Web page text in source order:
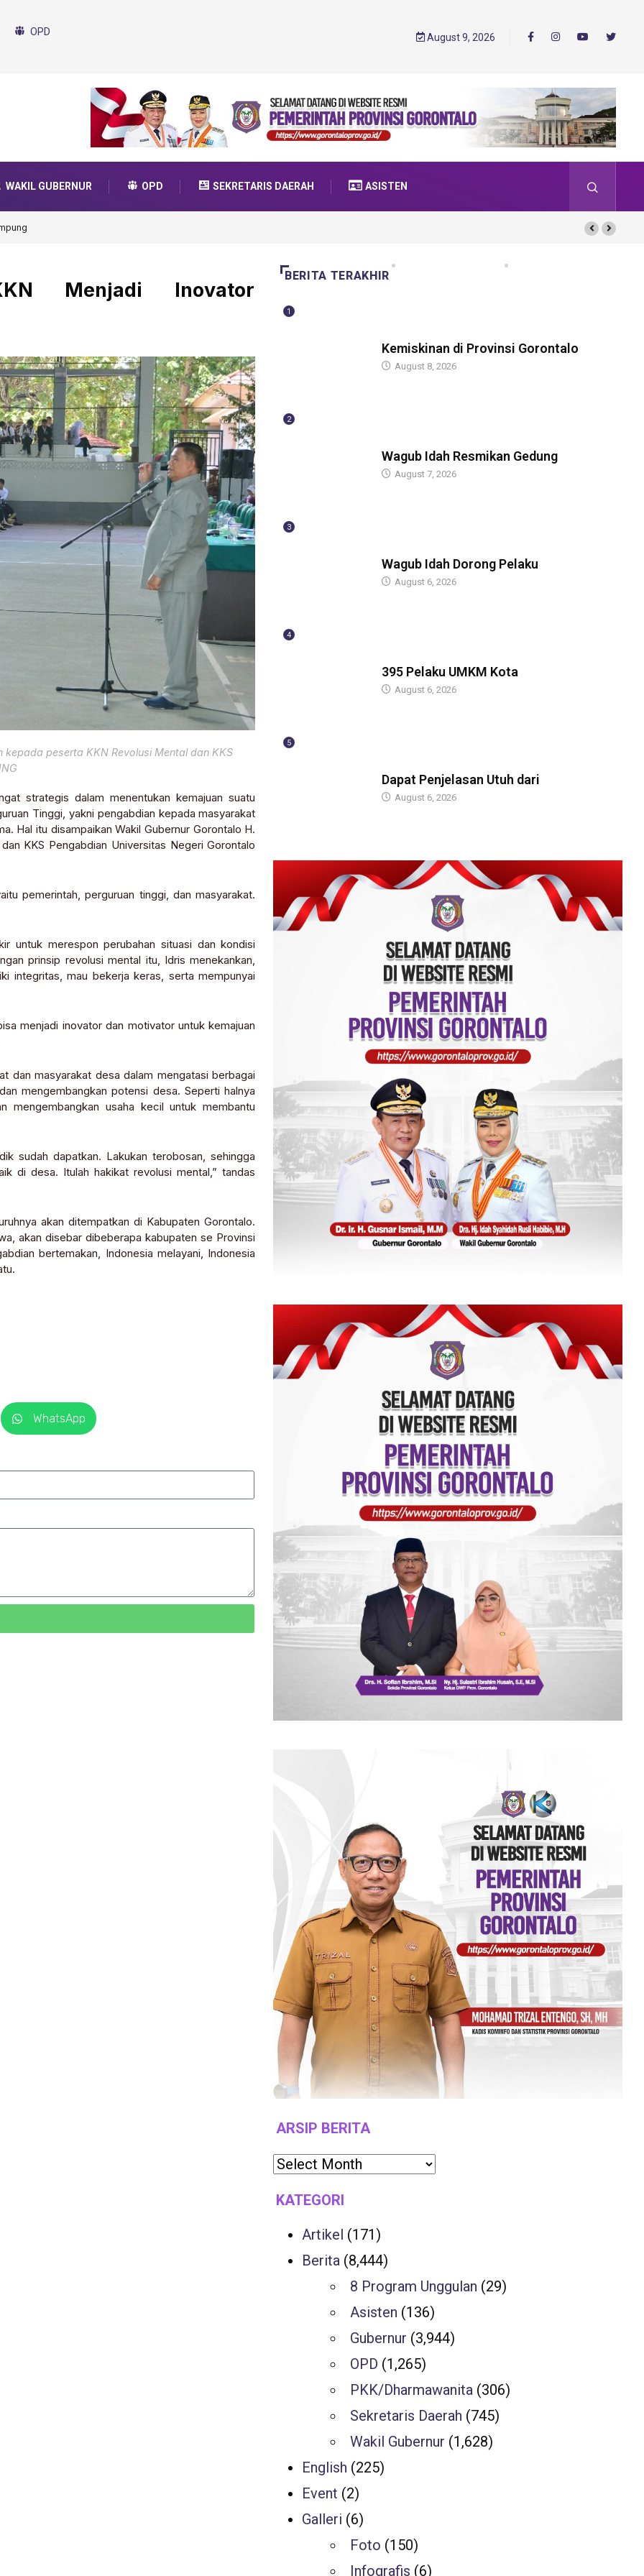
OPD August 9, 2026
WAKIL GUBERNUR OPD SEKRETARIS DAERAH ASISTEN
Garuda Transformasi 2025
Menjadi Inovator
peserta KKN Revolusi Mental dan KKS
strategis dalam menentukan kemajuan suatu
Tinggi, yakni pengabdian kepada masyarakat
Hal itu disampaikan Wakil Gubernur Gorontalo H.
KKS Pengabdian Universitas Negeri Gorontalo
pemerintah, perguruan tinggi, dan masyarakat.
untuk merespon perubahan situasi dan kondisi
prinsip revolusi mental itu, Idris menekankan,
integritas, mau bekerja keras, serta mempunyai
menjadi inovator dan motivator untuk kemajuan
dan masyarakat desa dalam mengatasi berbagai
mengembangkan potensi desa. Seperti halnya
mengembangkan usaha kecil untuk membantu
sudah dapatkan. Lakukan terobosan, sehingga
di desa. Itulah hakikat revolusi mental,” tandas
akan ditempatkan di Kabupaten Gorontalo.
akan disebar dibeberapa kabupaten se Provinsi
bertemakan, Indonesia melayani, Indonesia
WhatsApp
BERITA TERAKHIR
1
Kemiskinan di Provinsi Gorontalo
August 8, 2026
2
Wagub Idah Resmikan Gedung
August 7, 2026
3
Wagub Idah Dorong Pelaku
August 6, 2026
4
395 Pelaku UMKM Kota
August 6, 2026
5
Dapat Penjelasan Utuh dari
August 6, 2026
ARSIP BERITA
KATEGORI
Artikel (171)
Berita (8,444)
8 Program Unggulan (29)
Asisten (136)
Gubernur (3,944)
OPD (1,265)
PKK/Dharmawanita (306)
Sekretaris Daerah (745)
Wakil Gubernur (1,628)
English (225)
Event (2)
Galleri (6)
Foto (150)
Infografis (6)